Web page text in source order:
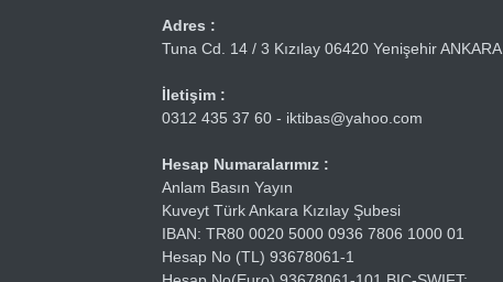
Adres :
Tuna Cd. 14 / 3 Kızılay 06420 Yenişehir ANKARA
İletişim :
0312 435 37 60 - iktibas@yahoo.com
Hesap Numaralarımız :
Anlam Basın Yayın
Kuveyt Türk Ankara Kızılay Şubesi
IBAN: TR80 0020 5000 0936 7806 1000 01
Hesap No (TL) 93678061-1